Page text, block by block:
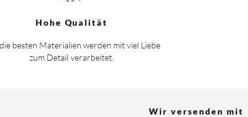
Hohe Qualität
besten Materialien werden mit viel Liebe
zum Detail verarbeitet.
Wir versenden mit